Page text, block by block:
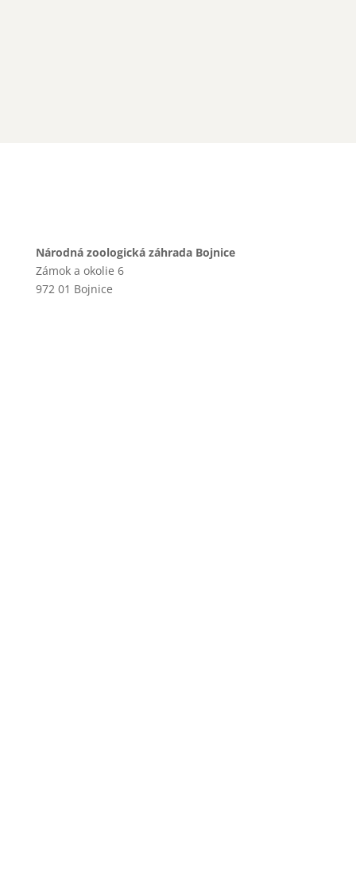
Národná zoologická záhrada Bojnice
Zámok a okolie 6
972 01 Bojnice